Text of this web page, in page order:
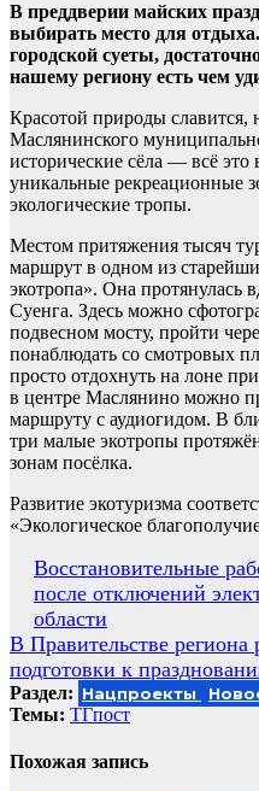
В преддверии майских
выбирать место для
городской суеты,
нашему региону есть чем
Красотой природы славится,
Маслянинского
исторические сёла — всё это
уникальные рекреационные
экологические тропы.
Местом притяжения тысяч
маршрут в одном из
экотропа». Она протянулась
Суенга. Здесь можно
подвесном мосту, пройти
понаблюдать со смотровых
просто отдохнуть на лоне
в центре Маслянино можно
маршруту с аудиогидом. В
три малые экотропы
зонам посёлка.
Развитие экотуризма
«Экологическое
Навигация
по
записям
Восстановительные
после отключений
области
В Правительстве региона
подготовки к
Раздел: Нацпроекты
Темы: ТГпост
Похожая запись